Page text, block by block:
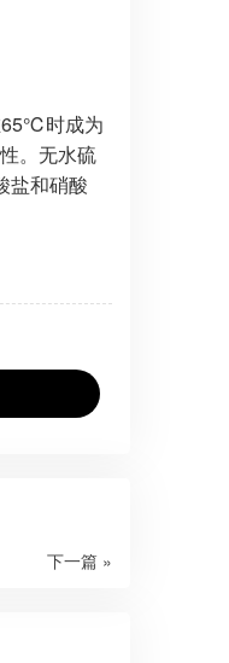
65℃时成为
。无水硫
盐和硝酸
下一篇 »